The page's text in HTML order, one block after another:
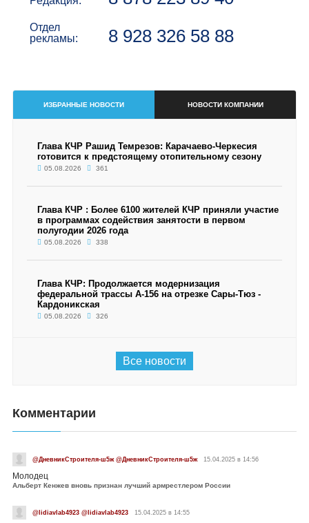
Отдел
рекламы:
8 928 326 58 88
ИЗБРАННЫЕ НОВОСТИ НОВОСТИ КОМПАНИИ
Глава КЧР Рашид Темрезов: Карачаево-Черкесия
готовится к предстоящему отопительному сезону
05.08.2026 361
Глава КЧР : Более 6100 жителей КЧР приняли участие
в программах содействия занятости в первом
полугодии 2026 года
05.08.2026 338
Глава КЧР: Продолжается модернизация
федеральной трассы А-156 на отрезке Сары-Тюз -
Кардоникская
05.08.2026 326
Все новости
Комментарии
@ДневникСтроителя-ш5ж @ДневникСтроителя-ш5ж 15.04.2025 в 14:56
Молодец
Альберт Кенжев вновь признан лучший армрестлером России
@lidiavlab4923 @lidiavlab4923 15.04.2025 в 14:55